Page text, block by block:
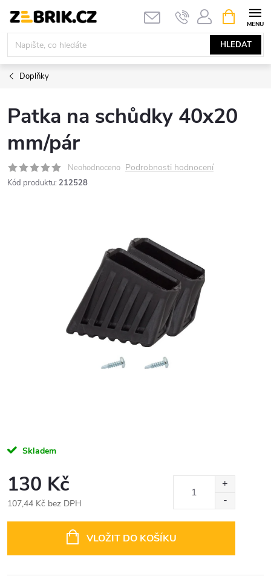
obsah
HLEDAT
NÁKUPNÍ
KOŠÍK
Doplňky
Patka na schůdky 40x20
mm/pár
Neohodnoceno Podrobnosti hodnocení
Kód produktu: 212528
Skladem
130 Kč
107,44 Kč bez DPH
VLOŽIT DO KOŠÍKU